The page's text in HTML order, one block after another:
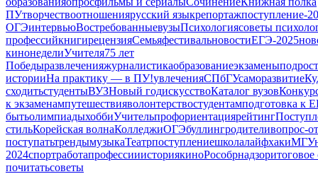
ПУтворчествоотношениярусский языкрепортажпоступление-
ОГЭинтервьюВостребованныевузыПсихологиясоветы
профессийкнигирецензияСемьяфестивальновостиЕГЭ-2025
кинонеделиУчителя75 лет
Победыразвлеченияжурналистикаобразованиеэкзамены
историиНа практику — в ПУ!увлеченияСПбГУсаморазвитие
сходитьстудентыВУЗНовый годискусствоКаталог вузов
к экзаменампутешествияволонтерствостудентамподготовка к
бытьолимпиадыхоббиУчительпрофориентациярейтинг
стильКорейская волнаКолледжиОГЭбуллингродителивопрос-
поступатьтрендымузыкаТеатрпоступлениешколалайфхакиМГУ
2024спортработапрофессииисториякиноРособрнадзор
почитатьсоветы